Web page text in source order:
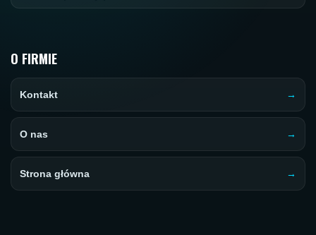
O FIRMIE
Kontakt
O nas
Strona główna